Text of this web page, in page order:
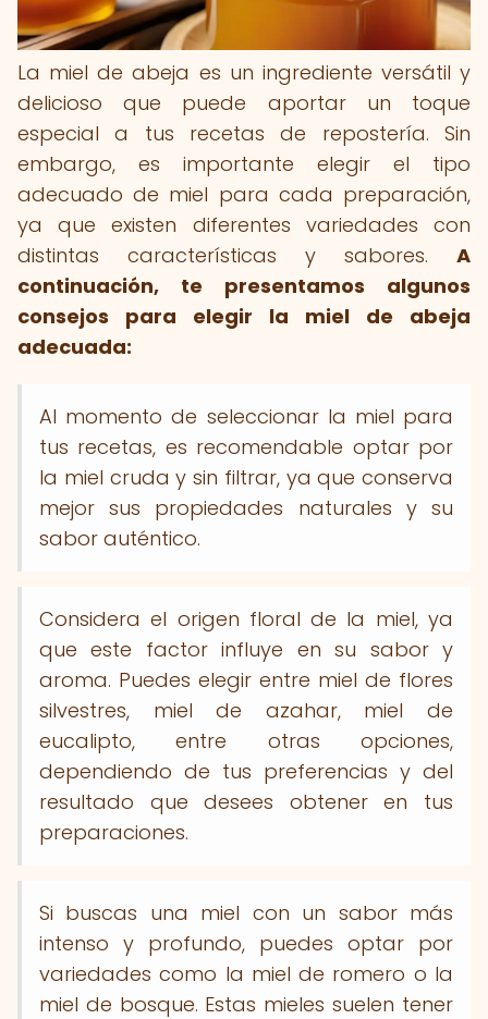
La miel de abeja es un ingrediente versátil y
delicioso que puede aportar un toque
especial a tus recetas de repostería. Sin
embargo, es importante elegir el tipo
adecuado de miel para cada preparación,
ya que existen diferentes variedades con
distintas características y sabores. A
continuación, te presentamos algunos
consejos para elegir la miel de abeja
adecuada:
Al momento de seleccionar la miel para
tus recetas, es recomendable optar por
la miel cruda y sin filtrar, ya que conserva
mejor sus propiedades naturales y su
sabor auténtico.
Considera el origen floral de la miel, ya
que este factor influye en su sabor y
aroma. Puedes elegir entre miel de flores
silvestres, miel de azahar, miel de
eucalipto, entre otras opciones,
dependiendo de tus preferencias y del
resultado que desees obtener en tus
preparaciones.
Si buscas una miel con un sabor más
intenso y profundo, puedes optar por
variedades como la miel de romero o la
miel de bosque. Estas mieles suelen tener